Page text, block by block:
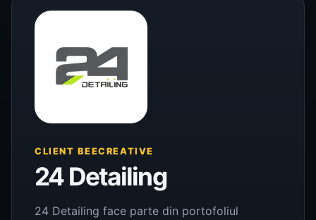
CLIENT BEECREATIVE
24 Detailing
24 Detailing face parte din portofoliul